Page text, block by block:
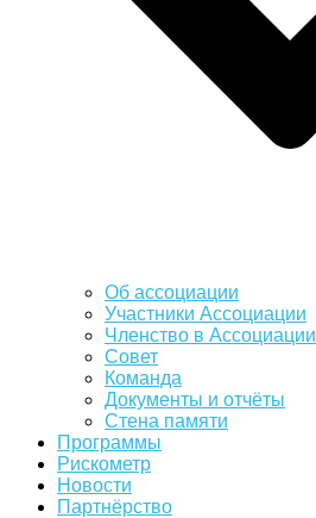
Об ассоциации
Участники Ассоциации
Членство в Ассоциации
Совет
Команда
Документы и отчёты
Стена памяти
Программы
Рискометр
Новости
Партнёрство